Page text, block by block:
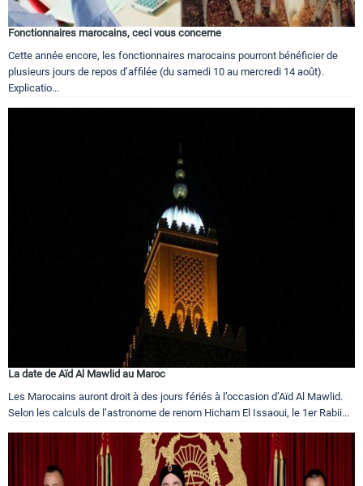
Fonctionnaires marocains, ceci vous concerne
Cette année encore, les fonctionnaires marocains pourront bénéficier de
plusieurs jours de repos d’affilée (du samedi 10 au mercredi 14 août).
Explicatio...
La date de Aïd Al Mawlid au Maroc
Les Marocains auront droit à des jours fériés à l’occasion d’Aïd Al Mawlid.
Selon les calculs de l’astronome de renom Hicham El Issaoui, le 1er Rabii...